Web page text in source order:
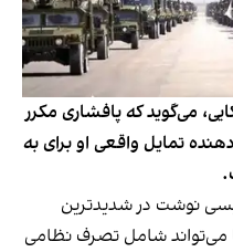
می‌گوید که پافشاری مکرر
تمایل واقعی او برای به
نوشت در شدیدترین
می‌تواند شامل تصرف نظامی